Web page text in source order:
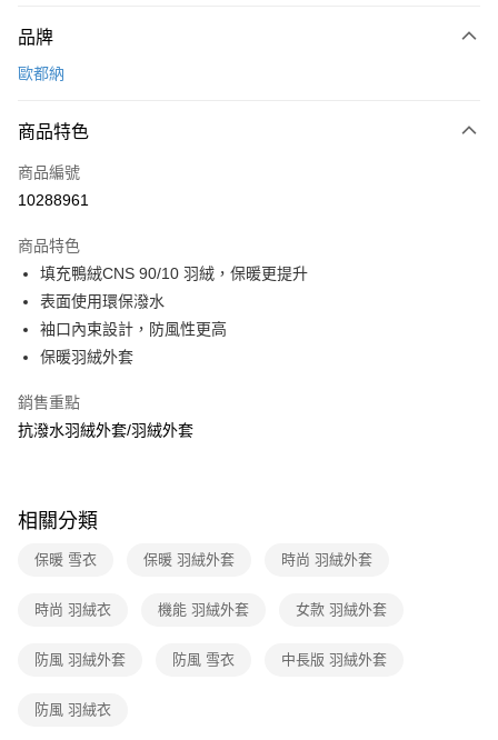
信用卡一次付款
3 期 0 利率 每期
合作金庫商業銀行
上海商業儲蓄銀行
臺灣中小企業銀行
匯豐（台灣）商業銀行
華泰商業銀行
聯邦商業銀行
元大商業銀行
玉山商業銀行
台灣樂天信用卡公司
合作金庫商業銀行
上海商業儲蓄銀行
國泰世華商業銀行
兆豐國際商業銀行
匯豐（台灣）商業銀行
聯邦商業銀行
元大商業銀行
台新國際商業銀行
台灣樂天信用卡公司
LINE Pay
Apple Pay
悠遊付
Google Pay
全盈+PAY
大哥付你分期
相關說明
流程，驗證手機門號後，選擇欲分期的期數、繳款截止日，確認付款後即完
3.實際核准額度、可分期數及費用金額請依後續交易確認頁面所載為準。
消。如遇「轉專審核」未通過狀況，表示未達大哥付你分期系統評分，恕無
法說明評估內容。
1.分期款項不併入電信帳單，「大哥付你分期」於每月結算日後寄送繳費提
2.透過簡訊連結打開帳單後，可選擇「超商條碼／台灣大直營門市／銀行轉
帳／街口支付／iPASS MONEY」等通路繳費。
貨到付款
運送方式
新竹貨運
每筆NT$200
品牌
歐都納
商品特色
商品編號
10288961
商品特色
填充鴨絨CNS 90/10 羽絨，保暖更提升
表面使用環保潑水
袖口內束設計，防風性更高
保暖羽絨外套
銷售重點
抗潑水羽絨外套/羽絨外套
相關分類
保暖 雪衣 保暖 羽絨外套 時尚 羽絨外套
時尚 羽絨衣 機能 羽絨外套 女款 羽絨外套
防風 羽絨外套 防風 雪衣 中長版 羽絨外套
防風 羽絨衣